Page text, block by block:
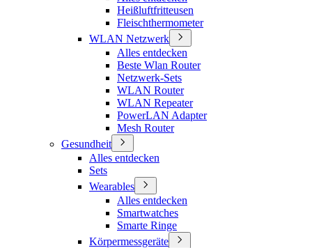
Heißluftfritteusen
Fleischthermometer
WLAN Netzwerk
Alles entdecken
Beste Wlan Router
Netzwerk-Sets
WLAN Router
WLAN Repeater
PowerLAN Adapter
Mesh Router
Gesundheit
Alles entdecken
Sets
Wearables
Alles entdecken
Smartwatches
Smarte Ringe
Körpermessgeräte